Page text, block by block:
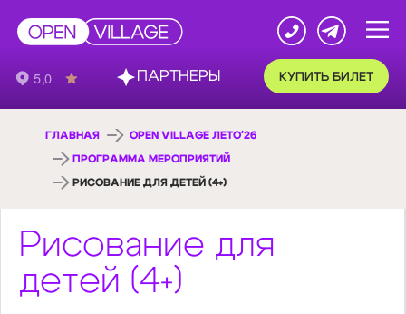
КУПИТЬ БИЛЕТ
ГЛАВНАЯ OPEN VILLAGE ЛЕТО'26
ПРОГРАММА МЕРОПРИЯТИЙ
РИСОВАНИЕ ДЛЯ ДЕТЕЙ (4+)
Рисование для
детей (4+)